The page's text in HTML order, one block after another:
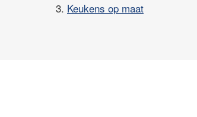
3. Keukens op maat